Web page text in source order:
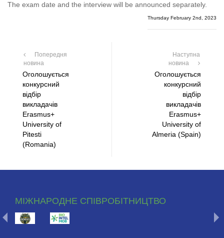
The exam date and the interview will be announced separately.
Thursday February 2nd, 2023
Попередня
новина
Оголошується
конкурсний
відбір
викладачів
Erasmus+
University of
Pitesti
(Romania)
Наступна
новина
Оголошується
конкурсний
відбір
викладачів
Erasmus+
University of
Almeria (Spain)
МІЖНАРОДНЕ СПІВРОБІТНИЦТВО